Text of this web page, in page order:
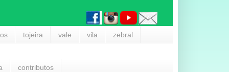
tojeira vale vila zebral
contributos